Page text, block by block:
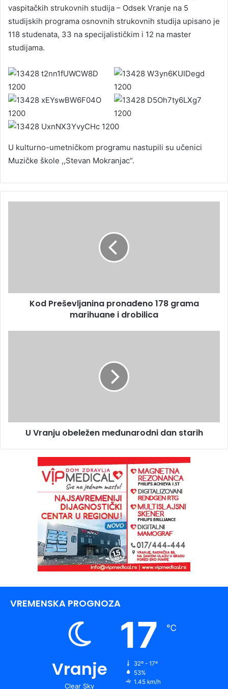
vaspitačkih strukovnih studija – Odsek Vranje na 5
studijskih programa osnovnih strukovnih studija upisano je
118 studenata, 33 na specijalističkim i 12 na master
studijama.
U kulturno-umetničkom programu nastupili su učenici
Muzičke škole ,,Stevan Mokranjac“.
Kod Preševljanina pronađeno 178 grama
marihuane i drobilica
U Vranju obeležen međunarodni dan starih
VREMENSKA PROGNOZA
Vranje
Clear Sky
17 ℃
32º - 17º
53%
1.45 km/h